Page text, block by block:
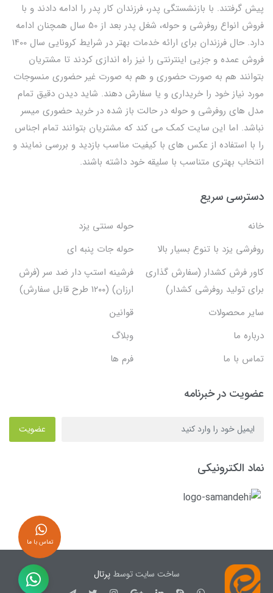
پیش گرفتند. با بازنشستگی پدر، فرزندان کار پدر را ادامه دادند و با
فروش انواع روفرشی و حوله، شغل پدر بعد از 50 سال همچنان ادامه
دارد. حال فرزندان برای ارائه خدمات بهتر در شرایط کرونایی سال 1400
فروش عمده و جزیی اینترنتی را نیز راه اندازی کردند تا مشتریان
بتوانند هم به صورت حضوری و هم به صورت غیر حضوری منسوجات
مورد نیاز خود را خریداری و یا سفارش دهند. شاید دیدن دقیق تمام
مدل های روفرشی و حوله در حالت باز شده در خرید حضوری میسر
نباشد. اما این سایت کمک می کند که مشتریان بتوانند تمام اجناس
را با استفاده از عکس های با کیفیت مناسب بازدید و بررسی نمایند و
انتخاب بهتری متناسب با سلیقه خود داشته باشند.
دسترسی سریع
خانه
حوله سنتی یزد
روفرشی یزد با تنوع بسیار بالا
حوله جات پنبه ای
کاور فرش کشدار (سفارش گذاری
برای تولید روفرشی کشدار)
فرشینه استپ دار ضد سر (فرش
ارزان) (۱۲۰۰ طرح قابل سفارش)
سایر محصولات
قوانین
درباره ما
وبلاگ
تماس با ما
فرم ها
عضویت در خبرنامه
عضویت
نماد الکترونیکی
ساخت سایت توسطپرتال
تماس با ما